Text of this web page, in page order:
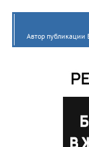
Автор публикации